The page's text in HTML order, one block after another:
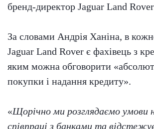
бренд-директор Jaguar Land Rover
За словами Андрія Ханіна, в
Jaguar Land Rover є фахівець з
яким можна обговорити
покупки і надання кредиту».
«Щорічно ми розглядаємо умови
співпраці з банками та